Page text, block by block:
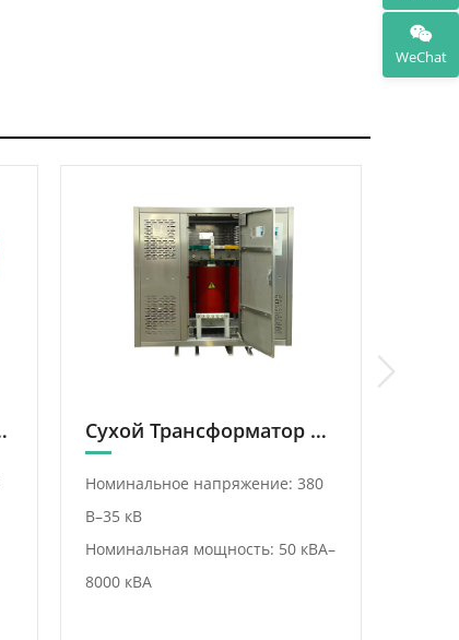
Типа Сухой Трансформатор В Корпусе
Номинальное напряжение: 380
В–35 кВ
Номинальная мощность: 50 кВА–
8000 кВА
WeChat